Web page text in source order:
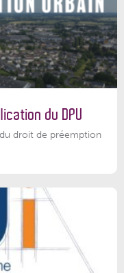
du DPU
droit de préemption